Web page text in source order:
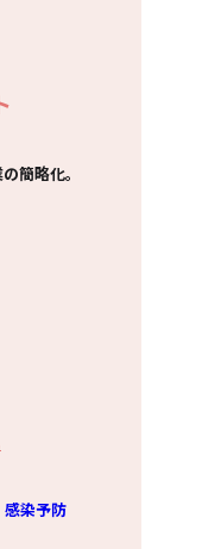
簡略化。
染予防